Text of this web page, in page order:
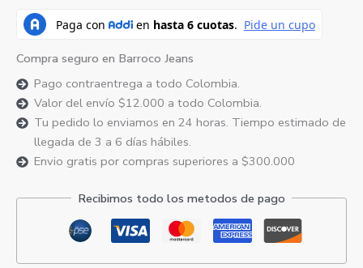
Compra seguro en Barroco Jeans
Pago contraentrega a todo Colombia.
Valor del envío $12.000 a todo Colombia.
Tu pedido lo enviamos en 24 horas. Tiempo estimado de
llegada de 3 a 6 días hábiles.
Envio gratis por compras superiores a $300.000
Recibimos todo los metodos de pago